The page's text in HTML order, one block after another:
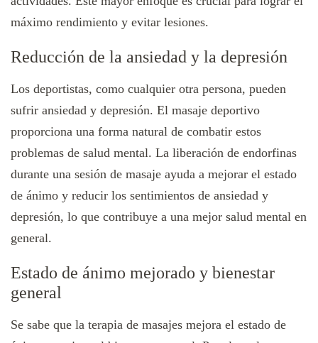
máximo rendimiento y evitar lesiones.
Reducción de la ansiedad y la depresión
Los deportistas, como cualquier otra persona, pueden
sufrir ansiedad y depresión. El masaje deportivo
proporciona una forma natural de combatir estos
problemas de salud mental. La liberación de endorfinas
durante una sesión de masaje ayuda a mejorar el estado
de ánimo y reducir los sentimientos de ansiedad y
depresión, lo que contribuye a una mejor salud mental en
general.
Estado de ánimo mejorado y bienestar
general
Se sabe que la terapia de masajes mejora el estado de